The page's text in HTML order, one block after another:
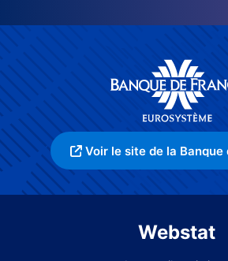
Voir le site de la Banque
Webstat